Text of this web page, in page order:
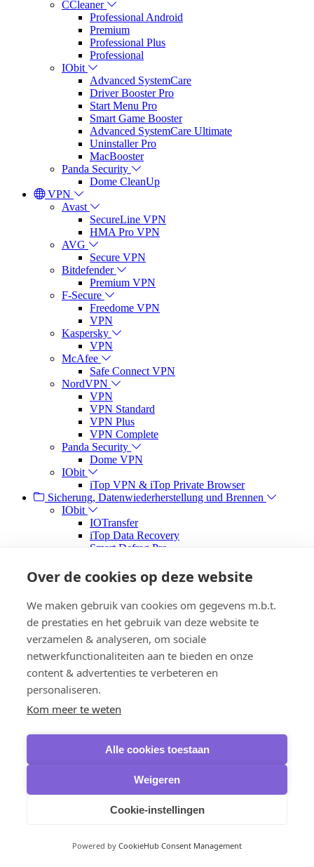
CCleaner
Professional Android
Premium
Professional Plus
Professional
IObit
Advanced SystemCare
Driver Booster Pro
Start Menu Pro
Smart Game Booster
Advanced SystemCare Ultimate
Uninstaller Pro
MacBooster
Panda Security
Dome CleanUp
VPN
Avast
SecureLine VPN
HMA Pro VPN
AVG
Secure VPN
Bitdefender
Premium VPN
F-Secure
Freedome VPN
VPN
Kaspersky
VPN
McAfee
Safe Connect VPN
NordVPN
VPN
VPN Standard
VPN Plus
VPN Complete
Panda Security
Dome VPN
IObit
iTop VPN & iTop Private Browser
Sicherung, Datenwiederherstellung und Brennen
IObit
IOTransfer
iTop Data Recovery
Smart Defrag Pro
Burning Studio
AOMEI
Backupper Pro Family
Backupper Workstation
Backupper Server
Backupper Technician
Backupper Technician Plus
FoneTool Professional
MyRecover
Fernverwaltung
AnyViewer Professional
AnyViewer Enterprise
Office 2024
Office 2016
Over de cookies op deze website
We maken gebruik van cookies om gegevens m.b.t.
de prestaties en het gebruik van deze website te
verzamelen & analyseren, om sociale
netwerkfunctionaliteiten aan te bieden en onze
content & advertenties te verbeteren en
personaliseren.
Kom meer te weten
Alle cookies toestaan
Weigeren
Cookie-instellingen
Powered by CookieHub Consent Management